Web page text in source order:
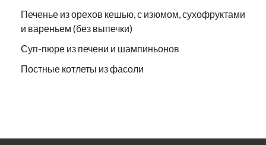
Печенье из орехов кешью, с изюмом, сухофруктами
и вареньем (без выпечки)
Суп-пюре из печени и шампиньонов
Постные котлеты из фасоли